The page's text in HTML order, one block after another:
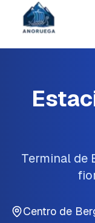
Terminal de
Centro de